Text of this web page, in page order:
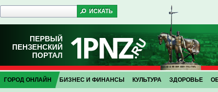
ПЕРВЫЙ
ПЕНЗЕНСКИЙ
ПОРТАЛ
ГОРОД ОНЛАЙН БИЗНЕС И ФИНАНСЫ КУЛЬТУРА ЗДОРОВЬЕ